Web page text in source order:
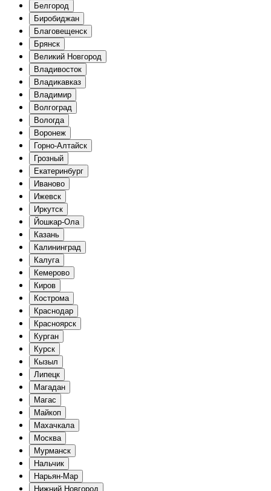
Белгород
Биробиджан
Благовещенск
Брянск
Великий Новгород
Владивосток
Владикавказ
Владимир
Волгоград
Вологда
Воронеж
Горно-Алтайск
Грозный
Екатеринбург
Иваново
Ижевск
Иркутск
Йошкар-Ола
Казань
Калининград
Калуга
Кемерово
Киров
Кострома
Краснодар
Красноярск
Курган
Курск
Кызыл
Липецк
Магадан
Магас
Майкоп
Махачкала
Москва
Мурманск
Нальчик
Нарьян-Мар
Нижний Новгород